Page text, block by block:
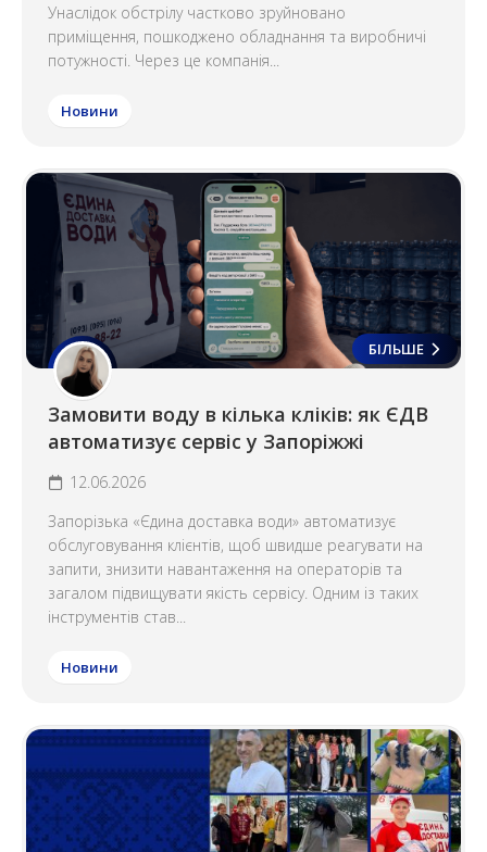
Унаслідок обстрілу частково зруйновано
приміщення, пошкоджено обладнання та виробничі
потужності. Через це компанія...
Новини
БІЛЬШЕ
Замовити воду в кілька кліків: як ЄДВ
автоматизує сервіс у Запоріжжі
12.06.2026
Запорізька «Єдина доставка води» автоматизує
обслуговування клієнтів, щоб швидше реагувати на
запити, знизити навантаження на операторів та
загалом підвищувати якість сервісу. Одним із таких
інструментів став...
Новини